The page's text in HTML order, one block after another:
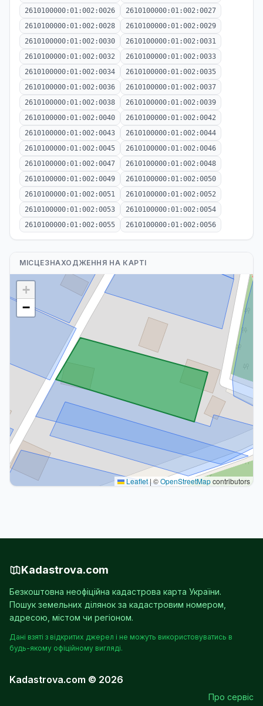
2610100000:01:002:0026
2610100000:01:002:0027
2610100000:01:002:0028
2610100000:01:002:0029
2610100000:01:002:0030
2610100000:01:002:0031
2610100000:01:002:0032
2610100000:01:002:0033
2610100000:01:002:0034
2610100000:01:002:0035
2610100000:01:002:0036
2610100000:01:002:0037
2610100000:01:002:0038
2610100000:01:002:0039
2610100000:01:002:0040
2610100000:01:002:0042
2610100000:01:002:0043
2610100000:01:002:0044
2610100000:01:002:0045
2610100000:01:002:0046
2610100000:01:002:0047
2610100000:01:002:0048
2610100000:01:002:0049
2610100000:01:002:0050
2610100000:01:002:0051
2610100000:01:002:0052
2610100000:01:002:0053
2610100000:01:002:0054
2610100000:01:002:0055
2610100000:01:002:0056
МІСЦЕЗНАХОДЖЕННЯ НА КАРТІ
+
−
Leaflet |©OpenStreetMapcontributors
Kadastrova.com
Безкоштовна неофіційна кадастрова карта України.
Пошук земельних ділянок за кадастровим номером,
адресою, містом чи регіоном.
Дані взяті з відкритих джерел і не можуть використовуватись в
будь-якому офіційному вигляді.
Kadastrova.com © 2026
Про сервіс